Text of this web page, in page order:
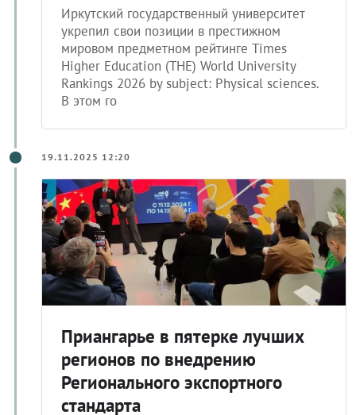
Иркутский государственный университет
укрепил свои позиции в престижном
мировом предметном рейтинге Times
Higher Education (THE) World University
Rankings 2026 by subject: Physical sciences.
В этом го
19.11.2025 12:20
Приангарье в пятерке лучших
регионов по внедрению
Регионального экспортного
стандарта